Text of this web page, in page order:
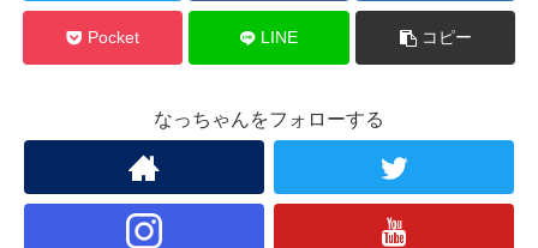
Pocket LINE コピー
なっちゃんをフォローする